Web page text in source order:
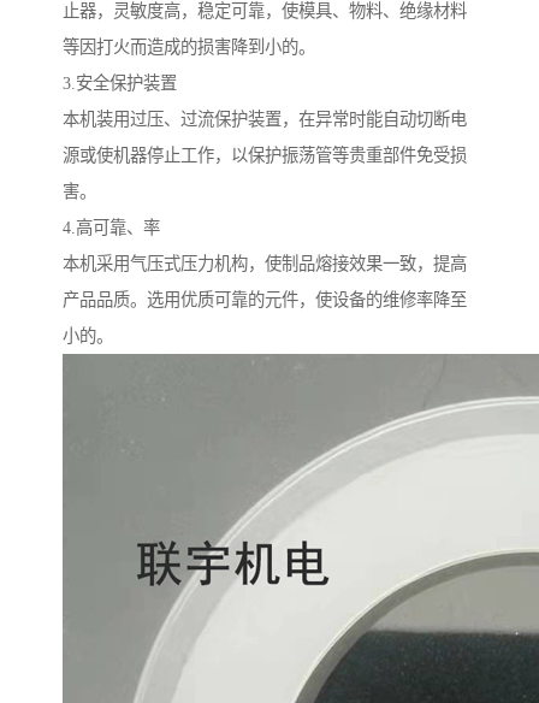
止器，灵敏度高，稳定可靠，使模具、物料、绝缘材料
等因打火而造成的损害降到小的。
3.安全保护装置
本机装用过压、过流保护装置，在异常时能自动切断电
源或使机器停止工作，以保护振荡管等贵重部件免受损
害。
4.高可靠、率
本机采用气压式压力机构，使制品熔接效果一致，提高
产品品质。选用优质可靠的元件，使设备的维修率降至
小的。